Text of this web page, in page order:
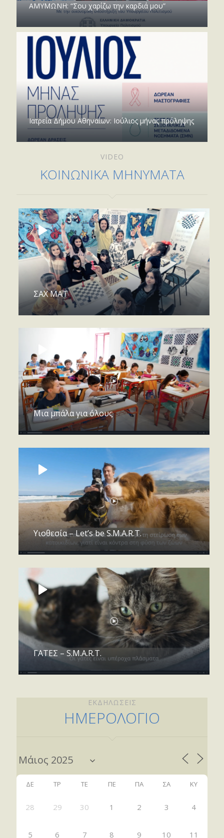
ΑΜΥΜΩΝΗ: “Σου χαρίζω την καρδιά μου”
Ιατρεία Δήμου Αθηναίων: Ιούλιος μήνας πρόληψης
VIDEO
ΚΟΙΝΩΝΙΚΑ ΜΗΝΥΜΑΤΑ
ΣΑΧ ΜΑΤ
Μια μπάλα για όλους
Υιοθεσία – Let’s be S.M.A.R.T.
ΓΑΤΕΣ – S.M.A.R.T.
ΕΚΔΗΛΩΣΕΙΣ
ΗΜΕΡΟΛΟΓΙΟ
ΔΕ ΤΡ ΤΕ ΠΕ ΠΑ ΣΑ ΚΥ
28 29 30 1 2 3 4
5 6 7 8 9 10 11